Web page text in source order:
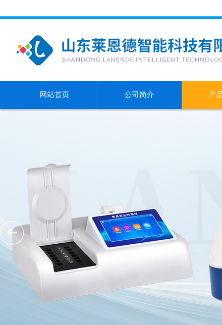
网站首页 公司简介 产